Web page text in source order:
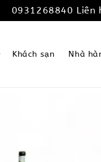
0931268840 Liên
Khách sạn Nhà